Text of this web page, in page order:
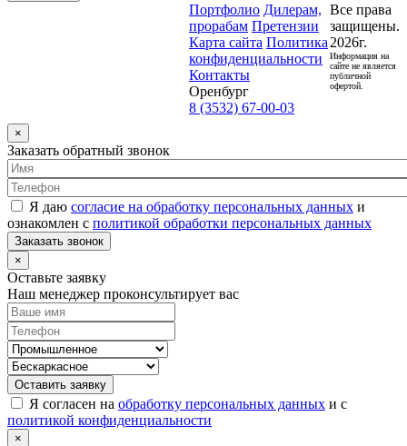
Портфолио Дилерам,
прорабам Претензии
Карта сайта Политика
конфиденциальности
Контакты
Оренбург
8 (3532) 67-00-03
Все права
защищены.
2026г.
Информация на
сайте не является
публичной
офертой.
×
Заказать обратный звонок
Я даю согласие на обработку персональных данных и
ознакомлен с политикой обработки персональных данных
Заказать звонок
×
Оставьте заявку
Наш менеджер проконсультирует вас
Оставить заявку
Я согласен на обработку персональных данных и с
политикой конфиденциальности
×